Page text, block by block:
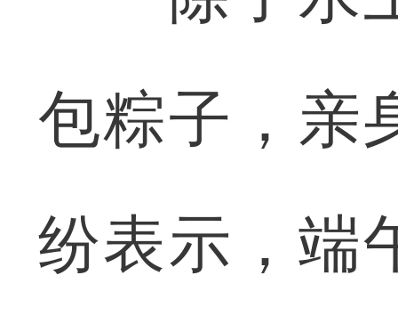
包粽子，亲
纷表示，端